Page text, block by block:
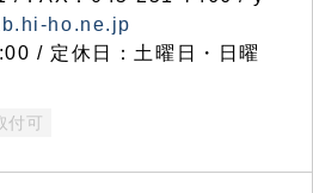
ho.ne.jp
/ 定休日：土曜日・日曜
付可